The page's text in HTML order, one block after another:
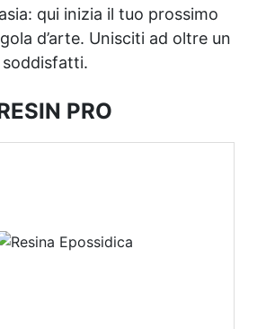
qui inizia il tuo prossimo
d’arte. Unisciti ad oltre un
PRO